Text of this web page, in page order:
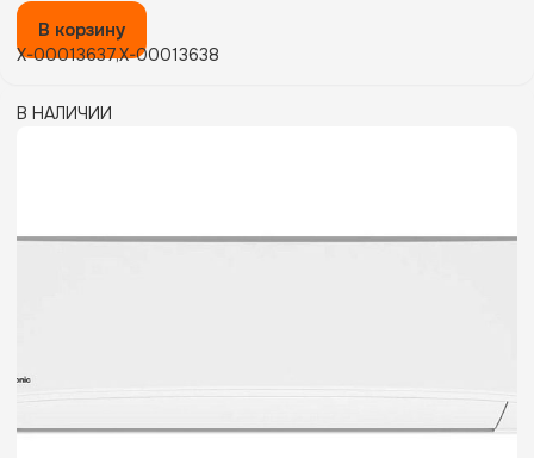
В корзину
X-00013637,X-00013638
В НАЛИЧИИ